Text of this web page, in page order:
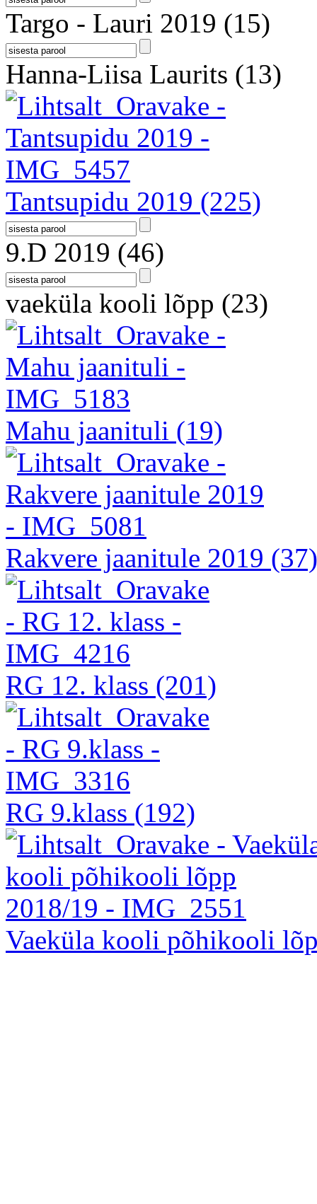
Targo - Lauri 2019 (15)
Hanna-Liisa Laurits (13)
Tantsupidu 2019 (225)
9.D 2019 (46)
vaeküla kooli lõpp (23)
Mahu jaanituli (19)
Rakvere jaanitule 2019 (37)
RG 12. klass (201)
RG 9.klass (192)
Vaeküla kooli põhikooli